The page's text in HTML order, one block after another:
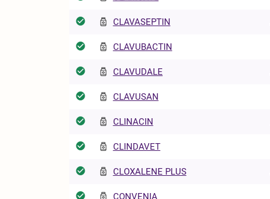
CLAVASEPTIN
CLAVUBACTIN
CLAVUDALE
CLAVUSAN
CLINACIN
CLINDAVET
CLOXALENE PLUS
CONVENIA